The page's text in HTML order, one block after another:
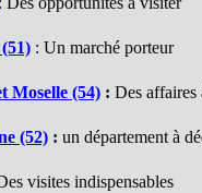
: Un marché porteur
Moselle (54) : Des affaires
(52) : un département à
visites indispensables